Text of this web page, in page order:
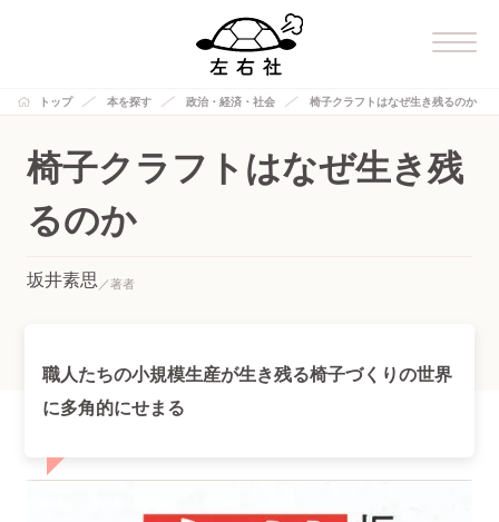
トップ 本を探す 政治・経済・社会 椅子クラフトはなぜ生き残るのか
椅子クラフトはなぜ生き残
るのか
坂井素思
職人たちの小規模生産が生き残る椅子づくりの世界
に多角的にせまる